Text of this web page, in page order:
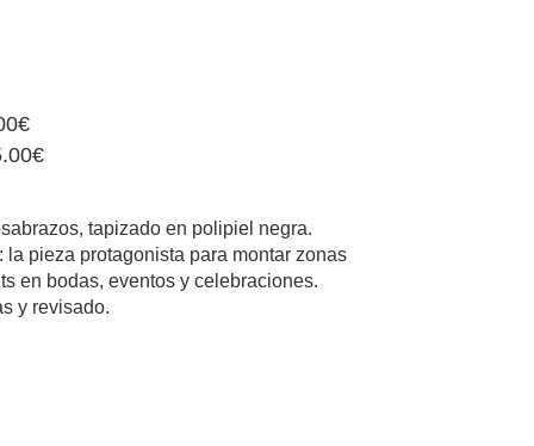
tapizado en polipiel negra.
pieza protagonista para montar zonas
en bodas, eventos y celebraciones.
y revisado.